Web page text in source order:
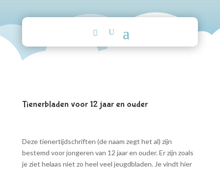
Tienerbladen voor 12 jaar en ouder
Deze tienertijdschriften (de naam zegt het al) zijn
bestemd voor jongeren van 12 jaar en ouder. Er zijn zoals
je ziet helaas niet zo heel veel jeugdbladen. Je vindt hier